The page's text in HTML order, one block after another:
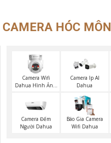
CAMERA HÓC MÔN
Camera Wifi
Dahua Hình Ảnh
Camera Ip AI
Dahua
Camera Đếm
Người Dahua
Báo Gia Camera
Wifi Dahua